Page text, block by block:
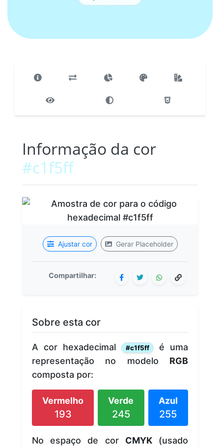
Informação da cor
#c1f5ff
Ajustar cor Gerar Placeholder
Compartilhar:
Sobre esta cor
A cor hexadecimal #c1f5ff
é uma
representação no modelo RGB
composta por:
Vermelho
193
Verde
245
Azul
255
No espaço de cor CMYK(usado